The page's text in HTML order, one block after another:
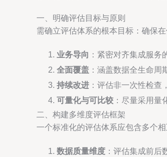
一、明确评估目标与原则
需确立评估体系的根本目标：确保
业务导向 ：紧密对齐集成服务
全面覆盖 ：涵盖数据全生命
持续改进 ：评估非一次性检查
可量化与可比较 ：尽量采用量
二、构建多维度评估框架
一个标准化的评估体系应包含多个
数据质量维度 ：评估集成前